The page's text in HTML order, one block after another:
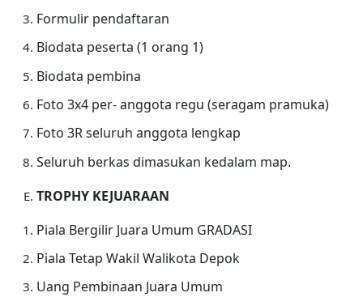
Formulir pendaftaran
Biodata peserta (1 orang 1)
Biodata pembina
Foto 3x4 per- anggota regu (seragam pramuka)
Foto 3R seluruh anggota lengkap
Seluruh berkas dimasukan kedalam map.
TROPHY KEJUARAAN
Piala Bergilir Juara Umum GRADASI
Piala Tetap Wakil Walikota Depok
Uang Pembinaan Juara Umum